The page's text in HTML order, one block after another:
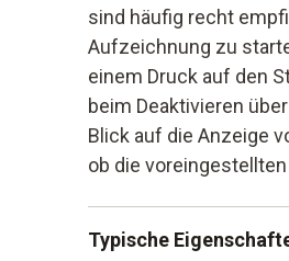
sind häufig recht
Aufzeichnung zu
einem Druck auf den
beim Deaktivieren
Blick auf die Anzeige
ob die
Typische